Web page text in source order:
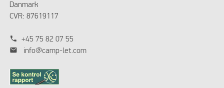
Danmark
CVR: 87619117
phone +45 75 82 07 55
mail info@camp-let.com